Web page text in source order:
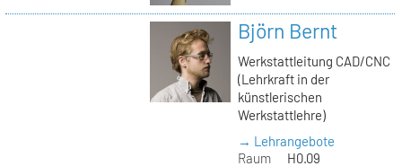
Björn Bernt
Werkstattleitung CAD/CNC
(Lehrkraft in der
künstlerischen
Werkstattlehre)
→ Lehrangebote
Raum
H0.09